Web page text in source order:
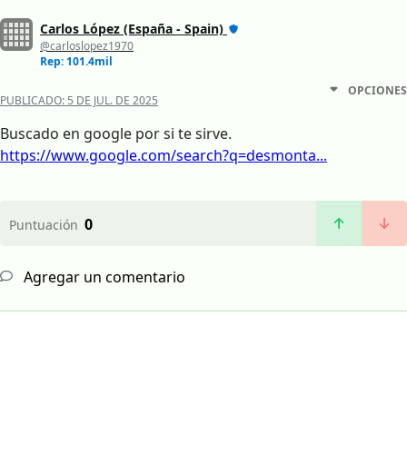
Carlos López (España - Spain)
@carloslopez1970
Rep: 101.4mil
PUBLICADO: 5 DE JUL. DE 2025
OPCIONES
Buscado en google por si te sirve.
https://www.google.com/search?q=desmonta...
Puntuación 0
Agregar un comentario